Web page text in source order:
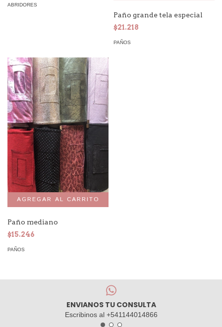
ABRIDORES
Paño grande tela especial
$21.218
PAÑOS
Paño mediano
$15.246
PAÑOS
ENVIANOS TU CONSULTA
Escribinos al +541144014866